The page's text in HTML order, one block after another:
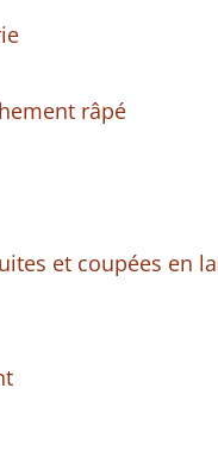
râpé
et coupées en